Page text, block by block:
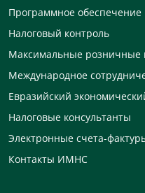
Программное обеспечение
Налоговый контроль
Максимальные розничные
Международное
Евразийский
Налоговые консультанты
Электронные счета-
Контакты ИМНС